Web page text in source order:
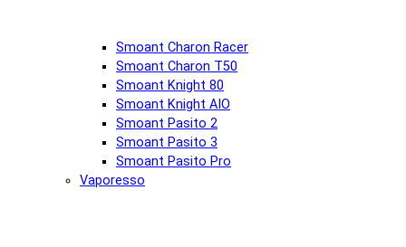
Smoant Charon Racer
Smoant Charon T50
Smoant Knight 80
Smoant Knight AIO
Smoant Pasito 2
Smoant Pasito 3
Smoant Pasito Pro
Vaporesso